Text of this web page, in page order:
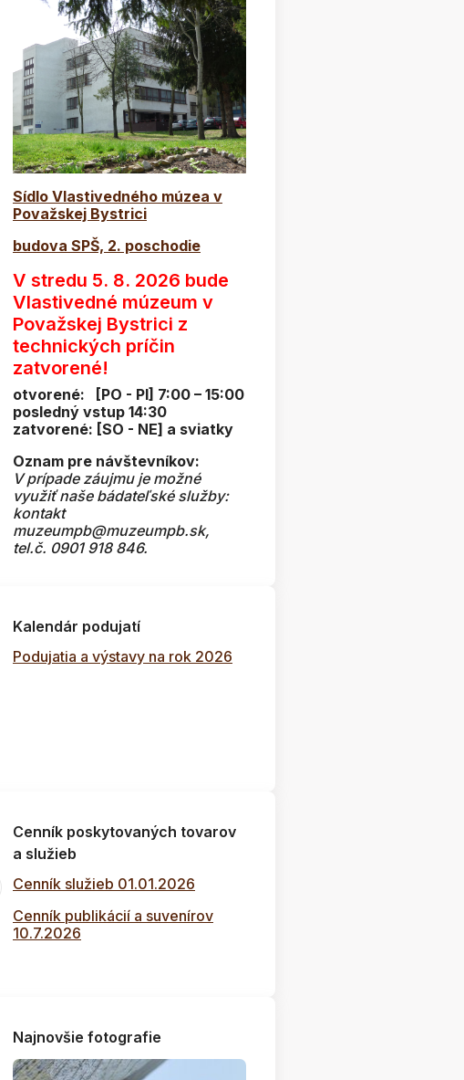
Tvoríme z dreva a učíme sa o hradoch
Sídlo Vlastivedného múzea v
Považskej Bystrici
budova SPŠ, 2. poschodie
V stredu 5. 8. 2026 bude
Vlastivedné múzeum v
Považskej Bystrici z
technických príčin
zatvorené!
otvorené: [PO - PI] 7:00 – 15:00
posledný vstup 14:30
zatvorené: [SO - NE] a sviatky
Oznam pre návštevníkov:
V prípade záujmu je možné
využiť naše bádateľské služby:
kontakt
muzeumpb@muzeumpb.sk,
tel.č. 0901 918 846.
Kalendár podujatí
Podujatia a výstavy na rok 2026
Cenník poskytovaných tovarov
a služieb
Cenník služieb 01.01.2026
Cenník publikácií a suvenírov
10.7.2026
Najnovšie fotografie